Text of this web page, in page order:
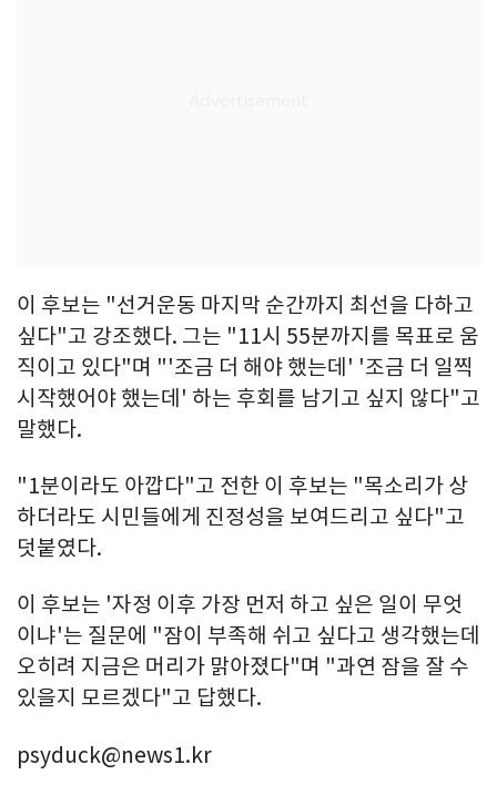
이 후보는 "선거운동 마지막 순간까지 최선을 다하고
싶다"고 강조했다. 그는 "11시 55분까지를 목표로 움
직이고 있다"며 "'조금 더 해야 했는데' '조금 더 일찍
시작했어야 했는데' 하는 후회를 남기고 싶지 않다"고
말했다.
"1분이라도 아깝다"고 전한 이 후보는 "목소리가 상
하더라도 시민들에게 진정성을 보여드리고 싶다"고
덧붙였다.
이 후보는 '자정 이후 가장 먼저 하고 싶은 일이 무엇
이냐'는 질문에 "잠이 부족해 쉬고 싶다고 생각했는데
오히려 지금은 머리가 맑아졌다"며 "과연 잠을 잘 수
있을지 모르겠다"고 답했다.
psyduck@news1.kr